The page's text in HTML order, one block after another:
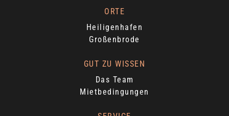
ORTE
Heiligenhafen
Großenbrode
GUT ZU WISSEN
Das Team
Mietbedingungen